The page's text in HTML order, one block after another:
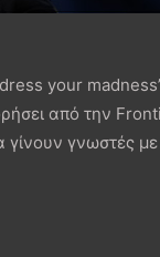
your
από την
γίνουν γνωστές με